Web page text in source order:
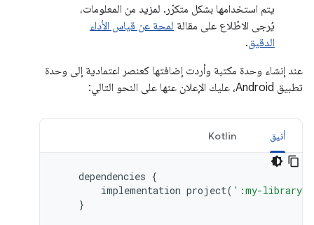
يتم استخدامها بشكل متكرّر. لمزيد من المعلومات،
يُرجى الاطّلاع على مقالة لمحة عن قياس الأداء
الدقيق.
عند إنشاء وحدة مكتبة وأردت إضافتها كعنصر اعتمادية إلى وحدة
تطبيق Android، عليك الإعلان عنها على النحو التالي:
أنيق Kotlin
dependencies {
implementation project( ':my-library-
}